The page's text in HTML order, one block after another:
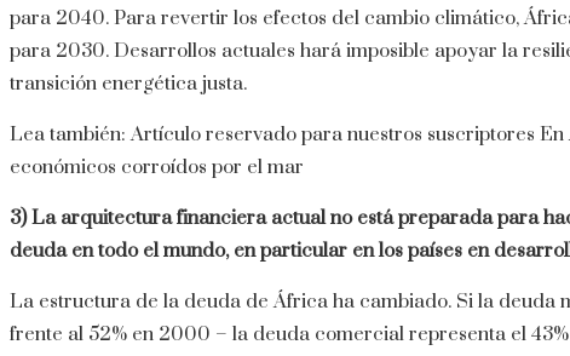
para 2040. Para revertir los efectos del cambio climático,
para 2030. Desarrollos actuales hará imposible apoyar la
transición energética justa.
Lea también: Artículo reservado para nuestros suscriptores En
económicos corroídos por el mar
3) La arquitectura financiera actual no está preparada para
deuda en todo el mundo, en particular en los países en
La estructura de la deuda de África ha cambiado. Si la deuda
frente al 52% en 2000 – la deuda comercial representa el